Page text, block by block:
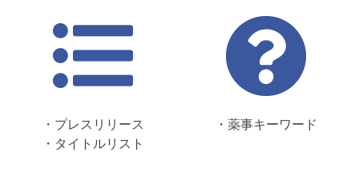
・プレスリリース
・タイトルリスト
・薬事キーワード